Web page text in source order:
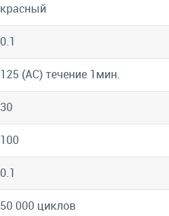
красный
0.1
125 (АС) течение 1мин.
30
100
0.1
50 000 циклов